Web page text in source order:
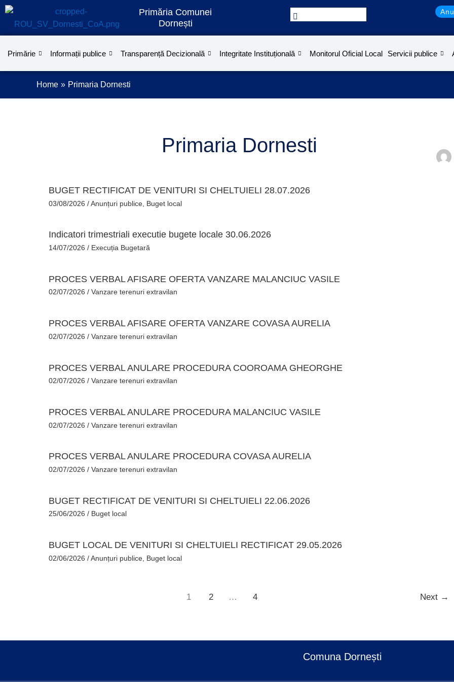
Treci
Primăria Comunei
Dornești
Primărie Informații publice Transparență Decizională Integritate Instituțională Monitorul Oficial Local Servicii publice
Home Primaria Dornesti
Primaria Dornesti
BUGET RECTIFICAT DE VENITURI SI CHELTUIELI 28.07.2026
03/08/2026 /Anunțuri publice Buget local
Indicatori trimestriali executie bugete locale 30.06.2026
14/07/2026 / Execuția Bugetară
PROCES VERBAL AFISARE OFERTA VANZARE MALANCIUC VASILE
02/07/2026 / Vanzare terenuri extravilan
PROCES VERBAL AFISARE OFERTA VANZARE COVASA AURELIA
02/07/2026 / Vanzare terenuri extravilan
PROCES VERBAL ANULARE PROCEDURA COOROAMA GHEORGHE
02/07/2026 / Vanzare terenuri extravilan
PROCES VERBAL ANULARE PROCEDURA MALANCIUC VASILE
02/07/2026 / Vanzare terenuri extravilan
PROCES VERBAL ANULARE PROCEDURA COVASA AURELIA
02/07/2026 / Vanzare terenuri extravilan
BUGET RECTIFICAT DE VENITURI SI CHELTUIELI 22.06.2026
25/06/2026 / Buget local
BUGET LOCAL DE VENITURI SI CHELTUIELI RECTIFICAT 29.05.2026
02/06/2026 /Anunțuri publice Buget local
1 2 … 4 Next →
Comuna Dornești